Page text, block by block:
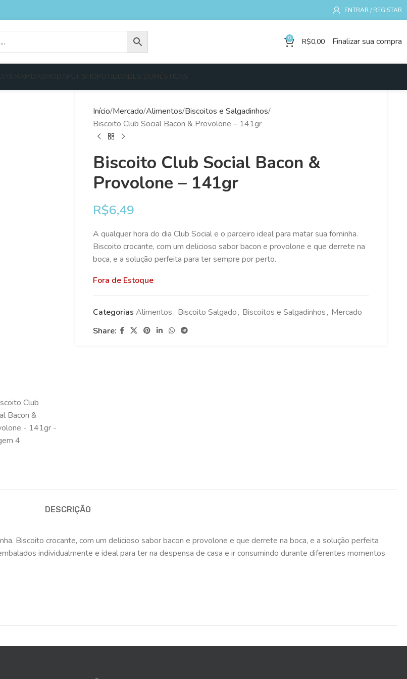
ENTRAR / REGISTAR
0 R$0,00 Finalizar sua compra
RÁPIDAS MODAPET SHOP UTILIDADES DOMÉSTICAS
Início Mercado Alimentos Biscoitos e Salgadinhos
Biscoito Club Social Bacon & Provolone – 141gr
Biscoito Club Social Bacon &
Provolone – 141gr
R$6,49
A qualquer hora do dia Club Social e o parceiro ideal para matar sua fominha.
Biscoito crocante, com um delicioso sabor bacon e provolone e que derrete na
boca, e a solução perfeita para ter sempre por perto.
Fora de Estoque
Categorias Alimentos, Biscoito Salgado, Biscoitos e Salgadinhos, Mercado
Share:
DESCRIÇÃO
Biscoito crocante, com um delicioso sabor bacon e provolone e que derrete na boca, e a solução perfeita
individualmente e ideal para ter na despensa de casa e ir consumindo durante diferentes momentos